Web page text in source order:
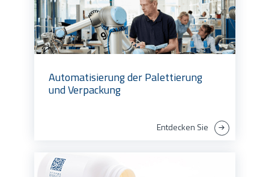
Automatisierung der Palettierung
und Verpackung
Entdecken Sie